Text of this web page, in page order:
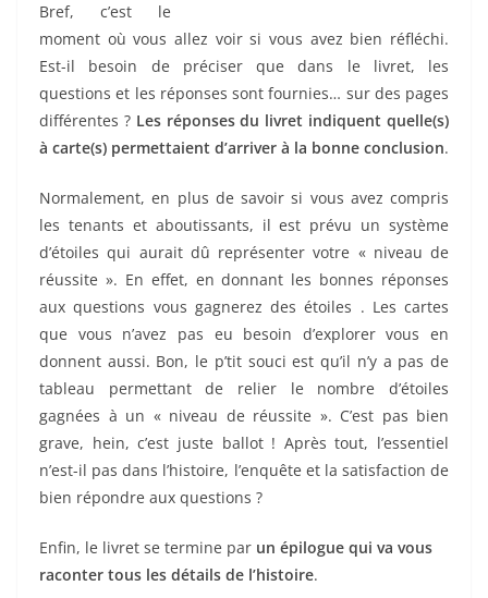
Bref, c’est le
moment où vous allez voir si vous avez bien réfléchi.
Est-il besoin de préciser que dans le livret, les
questions et les réponses sont fournies… sur des pages
différentes ? Les réponses du livret indiquent quelle(s)
à carte(s) permettaient d’arriver à la bonne conclusion.
Normalement, en plus de savoir si vous avez compris
les tenants et aboutissants, il est prévu un système
d’étoiles qui aurait dû représenter votre « niveau de
réussite ». En effet, en donnant les bonnes réponses
aux questions vous gagnerez des étoiles . Les cartes
que vous n’avez pas eu besoin d’explorer vous en
donnent aussi. Bon, le p’tit souci est qu’il n’y a pas de
tableau permettant de relier le nombre d’étoiles
gagnées à un « niveau de réussite ». C’est pas bien
grave, hein, c’est juste ballot ! Après tout, l’essentiel
n’est-il pas dans l’histoire, l’enquête et la satisfaction de
bien répondre aux questions ?
Enfin, le livret se termine par un épilogue qui va vous
raconter tous les détails de l’histoire.